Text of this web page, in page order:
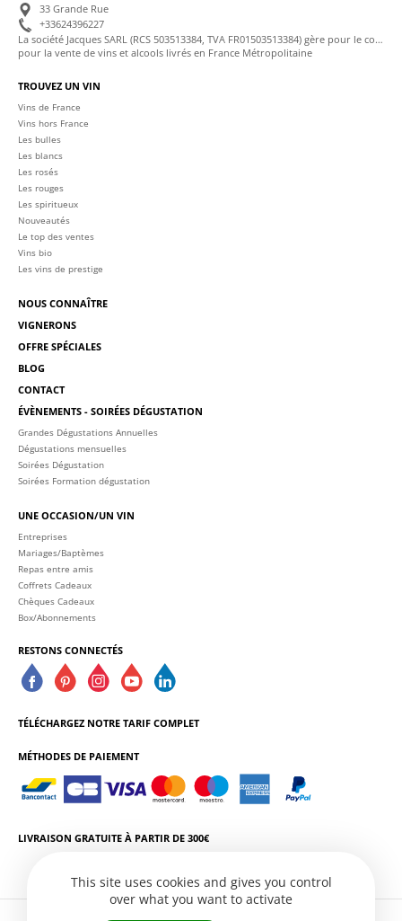
33 Grande Rue
+33624396227
La société Jacques SARL (RCS 503513384, TVA FR01503513384) gère pour le compte de La Cave des Sommeliers les transactions bancaires et la facturation
pour la vente de vins et alcools livrés en France Métropolitaine
TROUVEZ UN VIN
Vins de France
Vins hors France
Les bulles
Les blancs
Les rosés
Les rouges
Les spiritueux
Nouveautés
Le top des ventes
Vins bio
Les vins de prestige
NOUS CONNAÎTRE
VIGNERONS
OFFRE SPÉCIALES
BLOG
CONTACT
ÉVÈNEMENTS - SOIRÉES DÉGUSTATION
Grandes Dégustations Annuelles
Dégustations mensuelles
Soirées Dégustation
Soirées Formation dégustation
UNE OCCASION/UN VIN
Entreprises
Mariages/Baptèmes
Repas entre amis
Coffrets Cadeaux
Chèques Cadeaux
Box/Abonnements
RESTONS CONNECTÉS
TÉLÉCHARGEZ NOTRE TARIF COMPLET
MÉTHODES DE PAIEMENT
LIVRAISON GRATUITE À PARTIR DE 300€
This site uses cookies and gives you control
over what you want to activate